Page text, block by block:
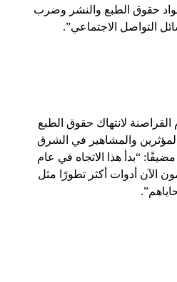
مواد حقوق الطبع والنشر وضرب
التواصل الاجتماعي”.
لانتهاك حقوق الطبع
والمشاهير في الشرق
“بدأ هذا الاتجاه في عام
الآن أدوات أكثر تطورًا مثل